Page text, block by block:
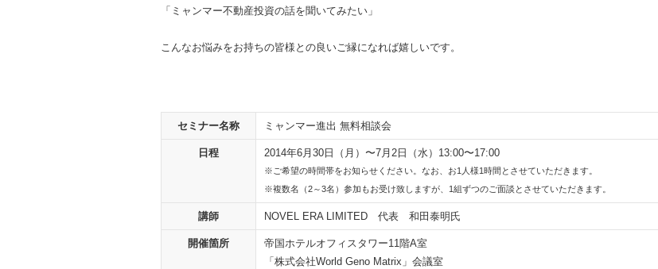
「ミャンマー不動産投資の話を聞いてみたい」
こんなお悩みをお持ちの皆様との良いご縁になれば嬉しいです。
セミナー名称 ミャンマー進出 無料相談会
日程 2014年6月30日（月）〜7月2日（水）13:00〜17:00
※ご希望の時間帯をお知らせください。なお、お1人様1時間とさせていただきます。
※複数名（2～3名）参加もお受け致しますが、1組ずつのご面談とさせていただきます。
講師 NOVEL ERA LIMITED 代表 和田泰明氏
開催箇所
帝国ホテルオフィスタワー11階A室
「株式会社World Geno Matrix」会議室